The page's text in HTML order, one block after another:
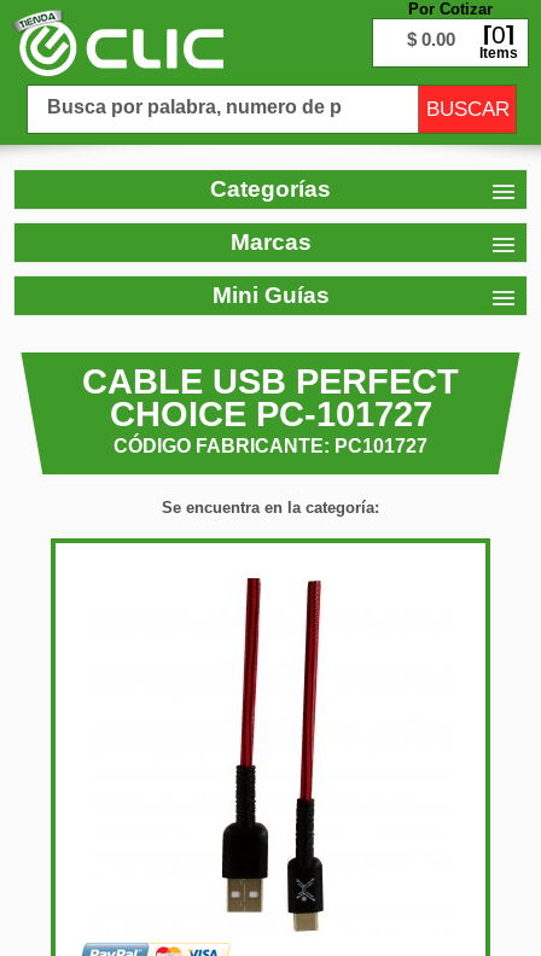
Por Cotizar
$ 0.00 0
Items
Categorías
Marcas
Mini Guías
CABLE USB PERFECT
CHOICE PC-101727
CÓDIGO FABRICANTE: PC101727
Se encuentra en la categoría: